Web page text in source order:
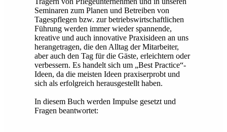
Seminaren zum Planen und Betreiben von
Tagespflegen bzw. zur betriebswirtschaftlichen
Führung werden immer wieder spannende,
kreative und auch innovative Praxisideen an uns
herangetragen, die den Alltag der Mitarbeiter,
aber auch den Tag für die Gäste, erleichtern oder
verbessern. Es handelt sich um „Best Practice“-
Ideen, da die meisten Ideen praxiserprobt und
sich als erfolgreich herausgestellt haben.
In diesem Buch werden Impulse gesetzt und
Fragen beantwortet: